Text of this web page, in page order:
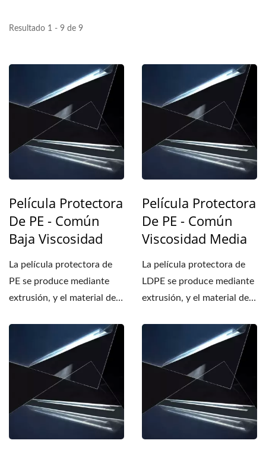
Resultado 1 - 9 de 9
Película Protectora
De PE - Común
Baja Viscosidad
La película protectora de
PE se produce mediante
extrusión, y el material de
Película Protectora
De PE - Común
Viscosidad Media
La película protectora de
LDPE se produce mediante
extrusión, y el material de